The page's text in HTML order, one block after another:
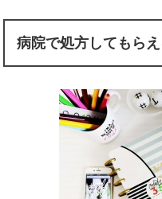
病院で処方してもら